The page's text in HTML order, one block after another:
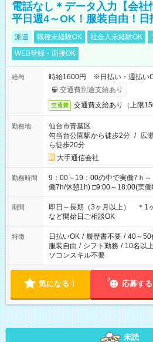
電話なし＊データ入力【会社
平日週4～OK！服装自由！日
派遣 職種未経験OK 社会人未経験OK
WEB登録・面接OK
給与
時給1600円 ※日払い・週払い
交通費別途支給あり
交通費 交通費支給あり（上限
勤務地
仙台市青葉区
勾当台公園駅から徒歩2分 / 広
ら徒歩20分
大手通信会社
勤務時間
9：00～19：00の中で実働7ｈ～ ＜シフト例＞ □9:00～17:00(実
働7h/休憩1h) □9:00～18:00(実
期間
即日～長期（3ヶ月以上） ＊1
など開始日ご相談OK
特徴 日払いOK / 履歴書不要 / 40～50
服装自由 / シフト勤務 / 10名以
ソコンスキル不要
気になる！ 応募する
未読